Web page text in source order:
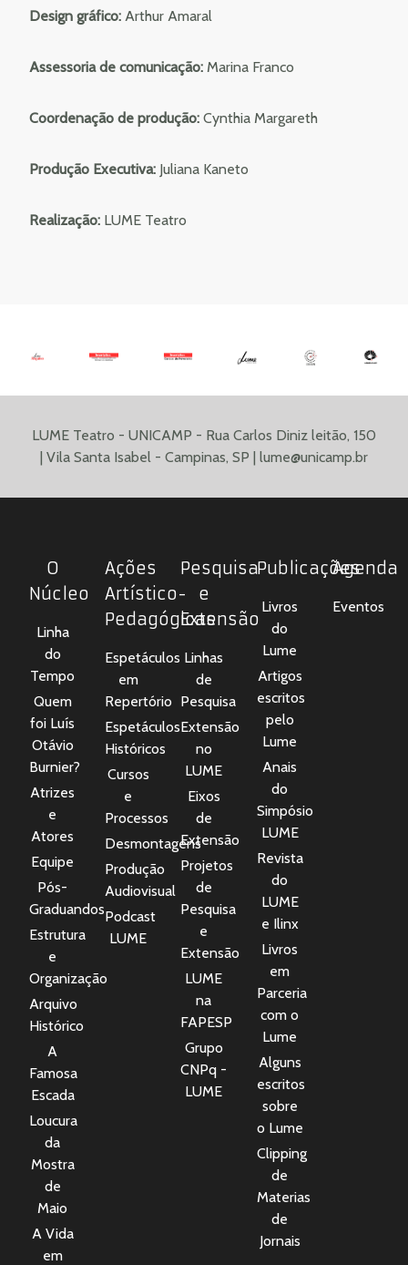
Design gráfico: Arthur Amaral
Assessoria de comunicação: Marina Franco
Coordenação de produção: Cynthia Margareth
Produção Executiva: Juliana Kaneto
Realização: LUME Teatro
LUME Teatro - UNICAMP - Rua Carlos Diniz leitão, 150
| Vila Santa Isabel - Campinas, SP | lume@unicamp.br
O
Núcleo
Linha
do
Tempo
Quem
foi Luís
Otávio
Burnier?
Atrizes
e
Atores
Equipe
Pós-
Graduandos
Estrutura
e
Organização
Arquivo
Histórico
A
Famosa
Escada
Loucura
da
Mostra
de
Maio
A Vida
em
Ações
Artístico-
Pedagógicas
Espetáculos
em
Repertório
Espetáculos
Históricos
Cursos
e
Processos
Desmontagens
Produção
Audiovisual
Podcast
LUME
Pesquisa
e
Extensão
Linhas
de
Pesquisa
Extensão
no
LUME
Eixos
de
Extensão
Projetos
de
Pesquisa
e
Extensão
LUME
na
FAPESP
Grupo
CNPq -
LUME
Publicações
Livros
do
Lume
Artigos
escritos
pelo
Lume
Anais
do
Simpósio
LUME
Revista
do
LUME
e Ilinx
Livros
em
Parceria
com o
Lume
Alguns
escritos
sobre
o Lume
Clipping
de
Materias
de
Jornais
Agenda
Eventos